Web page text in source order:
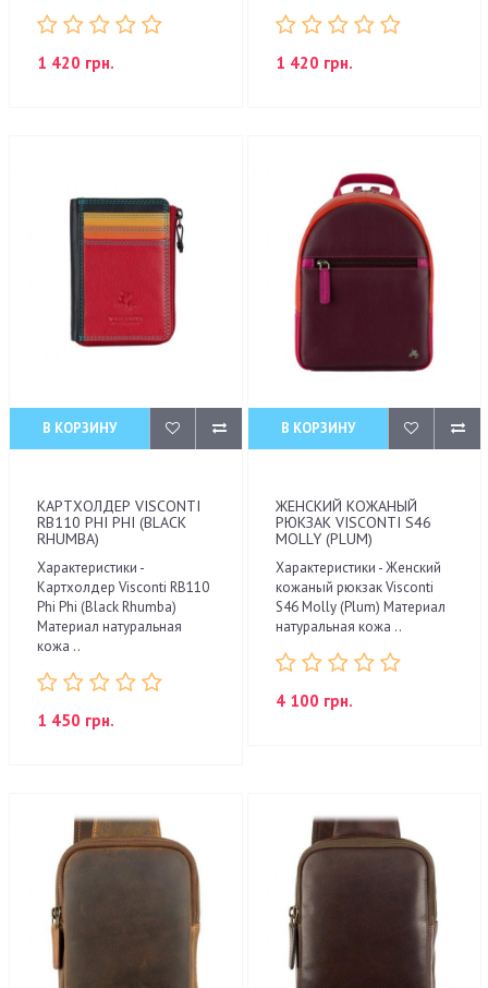
1 420 грн. 1 420 грн.
В КОРЗИНУ
КАРТХОЛДЕР VISCONTI
RB110 PHI PHI (BLACK
RHUMBA)
Характеристики -
Картхолдер Visconti RB110
Phi Phi (Black Rhumba)
Материал натуральная
кожа ..
1 450 грн.
В КОРЗИНУ
ЖЕНСКИЙ КОЖАНЫЙ
РЮКЗАК VISCONTI S46
MOLLY (PLUM)
Характеристики - Женский
кожаный рюкзак Visconti
S46 Molly (Plum) Материал
натуральная кожа ..
4 100 грн.